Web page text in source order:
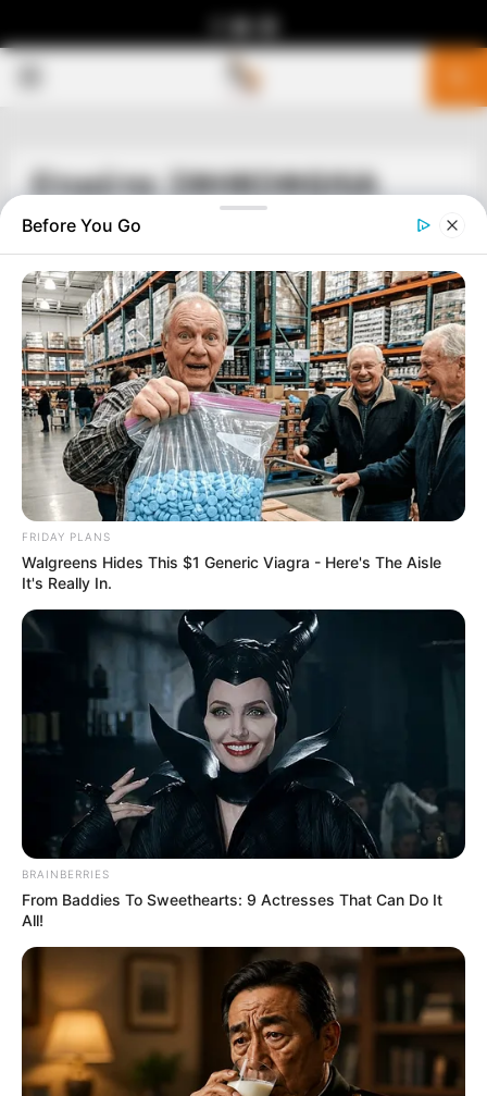
Ετικέτα: ΣΦΗΚΟΦΩΛΙΑ
ΑΠΟΨΕΙΣ ΟΙΚΟΝΟΜΙΑ
Η Ευρώπη μοιάζει πολύ με σφηκοφωλιά
στο τέλος του καλοκαιριού – τα
πράγματα μπορεί να γίνουν πολύ πιο
οδυνηρά.
Η Ευρώπη μοιάζει πολύ με σφηκοφωλιά στο τέλος του
καλοκαιριού – τα πράγματα μπορεί να γίνουν πολύ πιο
οδυνηρά. Τελικά η στρατηγική της ενεργειακής
ανασφάλειας...
ΚΟΙΝΩΝΙΚΑ ΔΙΚΤΥΑ
YOUTUBE ΕΓΓΡΑΦΕΊΤΕ
EMAIL ΑΚΟΛΟΥΘΉΣΤΕ
Before You Go
FRIDAY PLANS
Walgreens Hides This $1 Generic Viagra - Here's The Aisle
It's Really In.
BRAINBERRIES
From Baddies To Sweethearts: 9 Actresses That Can Do It
All!